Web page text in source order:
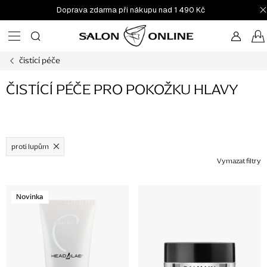
na
obsah
Doprava zdarma při nákupu nad 1 490 Kč
čistící péče
ČISTÍCÍ PÉČE PRO POKOŽKU HLAVY
proti lupům
Vymazat filtry
Novinka